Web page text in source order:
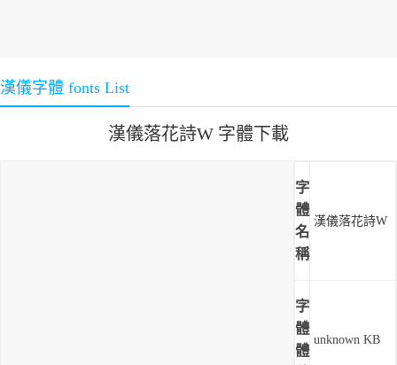
漢儀字體 fonts List
漢儀落花詩W 字體下載
字
體
名
稱
漢儀落花詩W
字
體
體
unknown KB